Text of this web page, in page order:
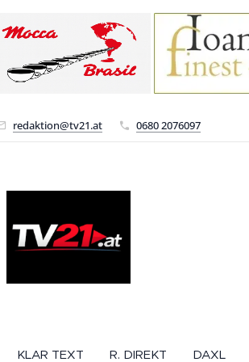
redaktion@tv21.at 0680 2076097
KLAR TEXT R. DIREKT DAXL